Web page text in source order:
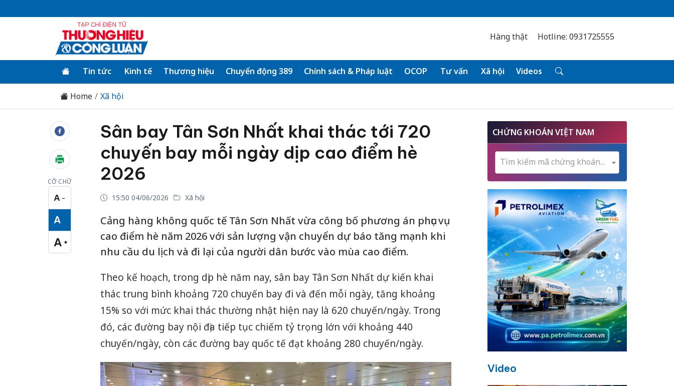
Hàng thật Hotline: 0931725555
Tin tức Kinh tế Thương hiệu Chuyển động 389 Chính sách & Pháp luật OCOP Tư vấn Xã hội Videos
Home Xã hội
CỠ CHỮ
A −
Cỡ chữ nhỏ
A
Cỡ chữ vừa
A +
Cỡ chữ lớn
Sân bay Tân Sơn Nhất khai thác tới 720
chuyến bay mỗi ngày dịp cao điểm hè
2026
15:50 04/06/2026 Xã hội
Cảng hàng không quốc tế Tân Sơn Nhất vừa công bố phương án phục vụ
cao điểm hè năm 2026 với sản lượng vận chuyển dự báo tăng mạnh khi
nhu cầu du lịch và đi lại của người dân bước vào mùa cao điểm.
Theo kế hoạch, trong dịp hè năm nay, sân bay Tân Sơn Nhất dự kiến khai
thác trung bình khoảng 720 chuyến bay đi và đến mỗi ngày, tăng khoảng
15% so với mức khai thác thường nhật hiện nay là 620 chuyến/ngày. Trong
đó, các đường bay nội địa tiếp tục chiếm tỷ trọng lớn với khoảng 440
chuyến/ngày, còn các đường bay quốc tế đạt khoảng 280 chuyến/ngày.
CHỨNG KHOÁN VIỆT NAM
Tìm kiếm mã chứng khoán...
Video